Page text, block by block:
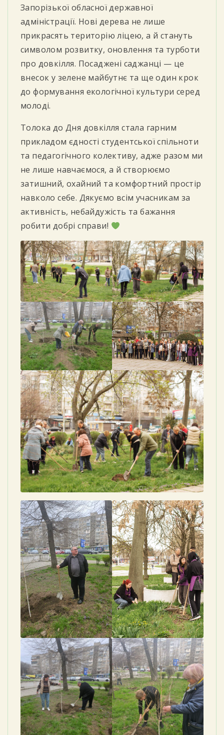
Запорізької обласної державної
адміністрації. Нові дерева не лише
прикрасять територію ліцею, а й стануть
символом розвитку, оновлення та турботи
про довкілля. Посаджені саджанці — це
внесок у зелене майбутнє та ще один крок
до формування екологічної культури серед
молоді.
Толока до Дня довкілля стала гарним
прикладом єдності студентської спільноти
та педагогічного колективу, адже разом ми
не лише навчаємося, а й створюємо
затишний, охайний та комфортний простір
навколо себе. Дякуємо всім учасникам за
активність, небайдужість та бажання
робити добрі справи!